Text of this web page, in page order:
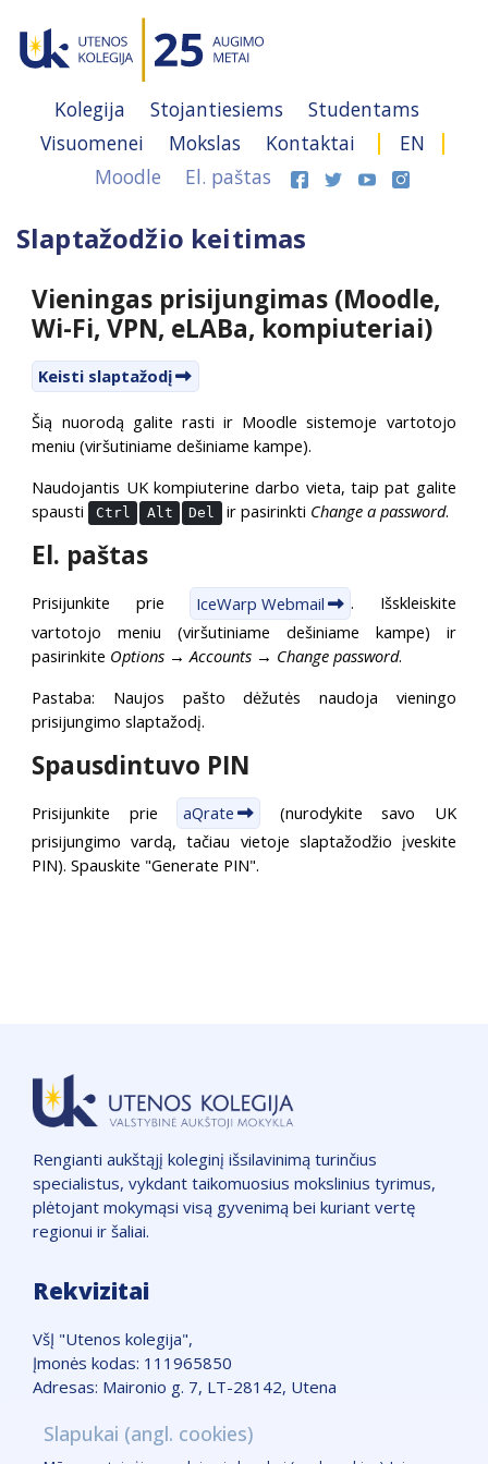
Kolegija Stojantiesiems
Studentams
Visuomenei
Mokslas Kontaktai
EN
Moodle
El. paštas
Slaptažodžio keitimas
Vieningas prisijungimas (Moodle,
Wi-Fi, VPN, eLABa, kompiuteriai)
Keisti slaptažodį
Šią nuorodą galite rasti ir Moodle sistemoje vartotojo
meniu (viršutiniame dešiniame kampe).
Naudojantis UK kompiuterine darbo vieta, taip pat galite
spausti
Ctrl Alt Del ir pasirinkti Change a password.
El. paštas
Prisijunkite prie IceWarp Webmail
. Išskleiskite
vartotojo meniu (viršutiniame dešiniame kampe) ir
pasirinkite Options → Accounts → Change password.
Pastaba: Naujos pašto dėžutės naudoja vieningo
prisijungimo slaptažodį.
Spausdintuvo PIN
Prisijunkite prie aQrate
(nurodykite savo UK
prisijungimo vardą, tačiau vietoje slaptažodžio įveskite
PIN). Spauskite "Generate PIN".
Rengianti aukštąjį koleginį išsilavinimą turinčius
specialistus, vykdant taikomuosius mokslinius tyrimus,
plėtojant mokymąsi visą gyvenimą bei kuriant vertę
regionui ir šaliai.
Rekvizitai
VšĮ "Utenos kolegija",
Įmonės kodas: 111965850
Adresas: Maironio g. 7, LT-28142, Utena
Žemėlapis
Slapukai (angl. cookies)